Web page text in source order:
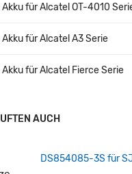
für Alcatel OT-4010
für Alcatel A3 Serie
für Alcatel Fierce Serie
AUCH
DS854085-3S für